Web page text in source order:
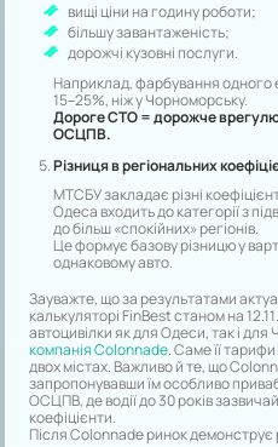
вищі ціни на годину роботи;
більшу завантаженість;
дорожчі кузовні послуги.
Наприклад, фарбування
15–25%, ніж у Чорноморську.
Дороге СТО = дорожче
ОСЦПВ.
Різниця в регіональних
МТСБУ закладає різні
Одеса входить до категорії з
до більш «спокійних» регіонів.
Це формує базову різницю у
однаковому авто.
Зауважте, що за результатами
калькуляторі FinBest станом на
автоцивілки як для Одеси, так і
компанія Colonnade. Саме її
двох містах. Важливо й те, що
запропонувавши їм особливо
ОСЦПВ, де водії до 30 років
коефіцієнти.
Після Colonnade ринок демонструє